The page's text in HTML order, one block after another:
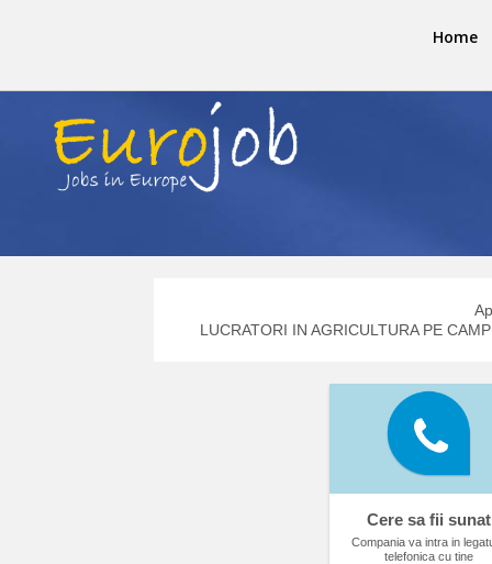
Home
LUCRATORI IN AGRICULTURA PE
Cere sa fii sunat
Compania va intra in
telefonica cu tine